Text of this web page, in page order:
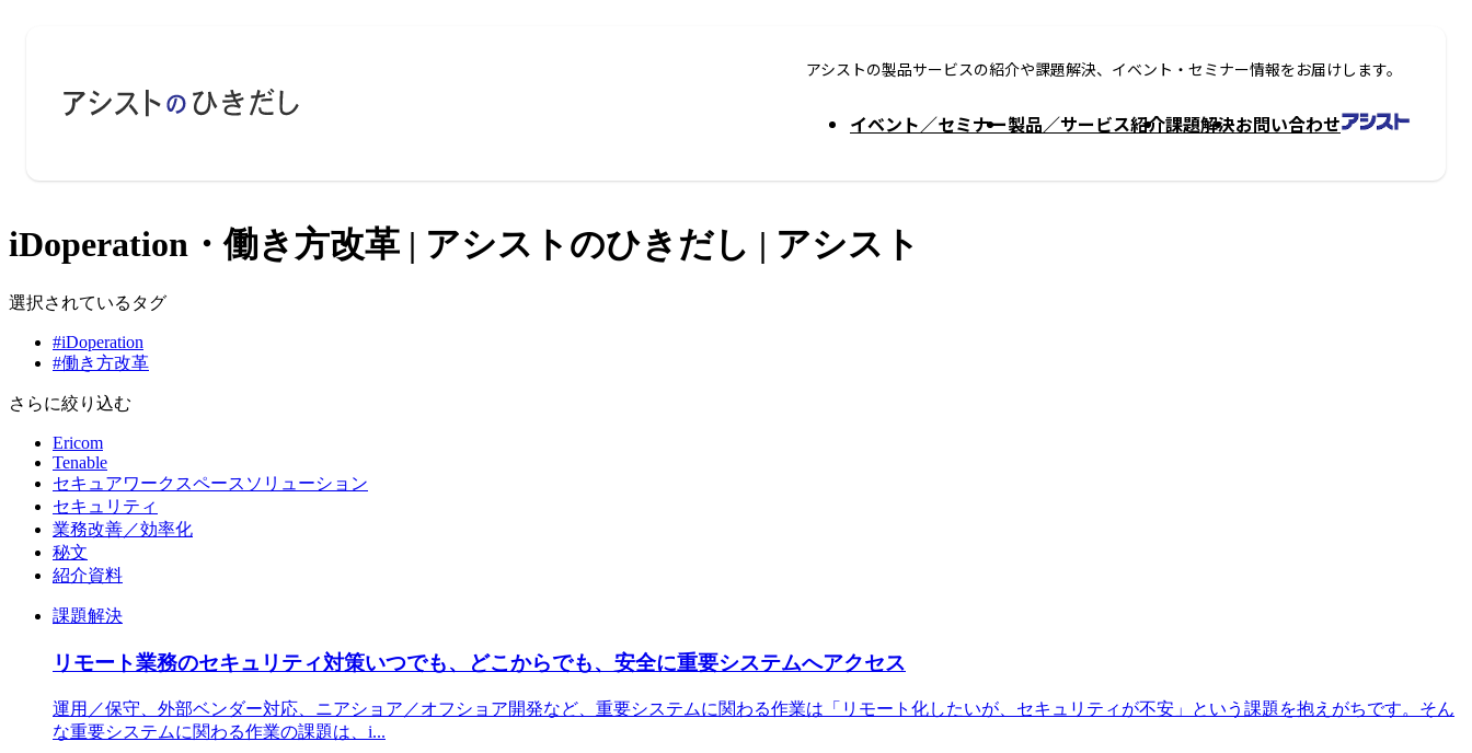
アシストの製品サービスの紹介や課題解決、イベント・セミナー情報をお届けします。
イベント／セミナー製品／サービス紹介課題解決お問い合わせ
iDoperation・働き方改革 | アシストのひきだし | アシスト
選択されているタグ
#iDoperation
#働き方改革
さらに絞り込む
Ericom
Tenable
セキュアワークスペースソリューション
セキュリティ
業務改善／効率化
秘文
紹介資料
課題解決
リモート業務のセキュリティ対策いつでも、どこからでも、安全に重要システムへアクセス
運用／保守、外部ベンダー対応、ニアショア／オフショア開発など、重要システムに関わる作業は「リモート化したいが、セキュリティが不安」という課題を抱えがちです。そん
な重要システムに関わる作業の課題は、i...